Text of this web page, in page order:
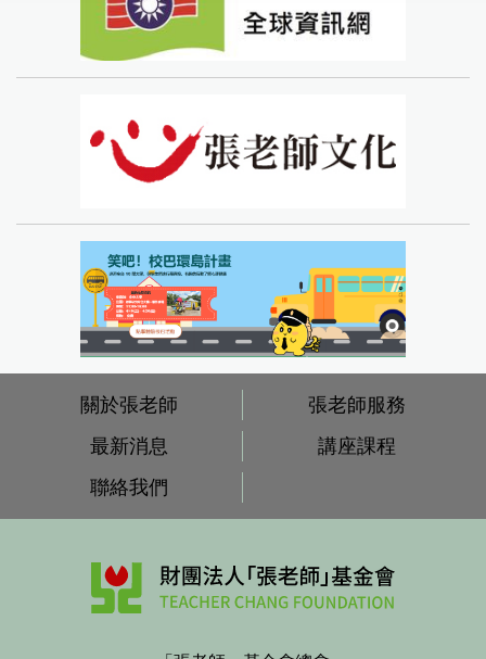
關於張老師
張老師服務
最新消息
講座課程
聯絡我們